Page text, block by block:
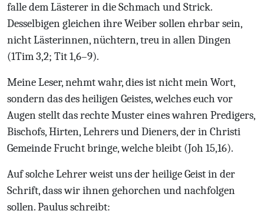
falle dem Lästerer in die Schmach und Strick.
Desselbigen gleichen ihre Weiber sollen ehrbar sein,
nicht Lästerinnen, nüchtern, treu in allen Dingen
(1Tim 3,2; Tit 1,6–9).
Meine Leser, nehmt wahr, dies ist nicht mein Wort,
sondern das des heiligen Geistes, welches euch vor
Augen stellt das rechte Muster eines wahren Predigers,
Bischofs, Hirten, Lehrers und Dieners, der in Christi
Gemeinde Frucht bringe, welche bleibt (Joh 15,16).
Auf solche Lehrer weist uns der heilige Geist in der
Schrift, dass wir ihnen gehorchen und nachfolgen
sollen. Paulus schreibt: